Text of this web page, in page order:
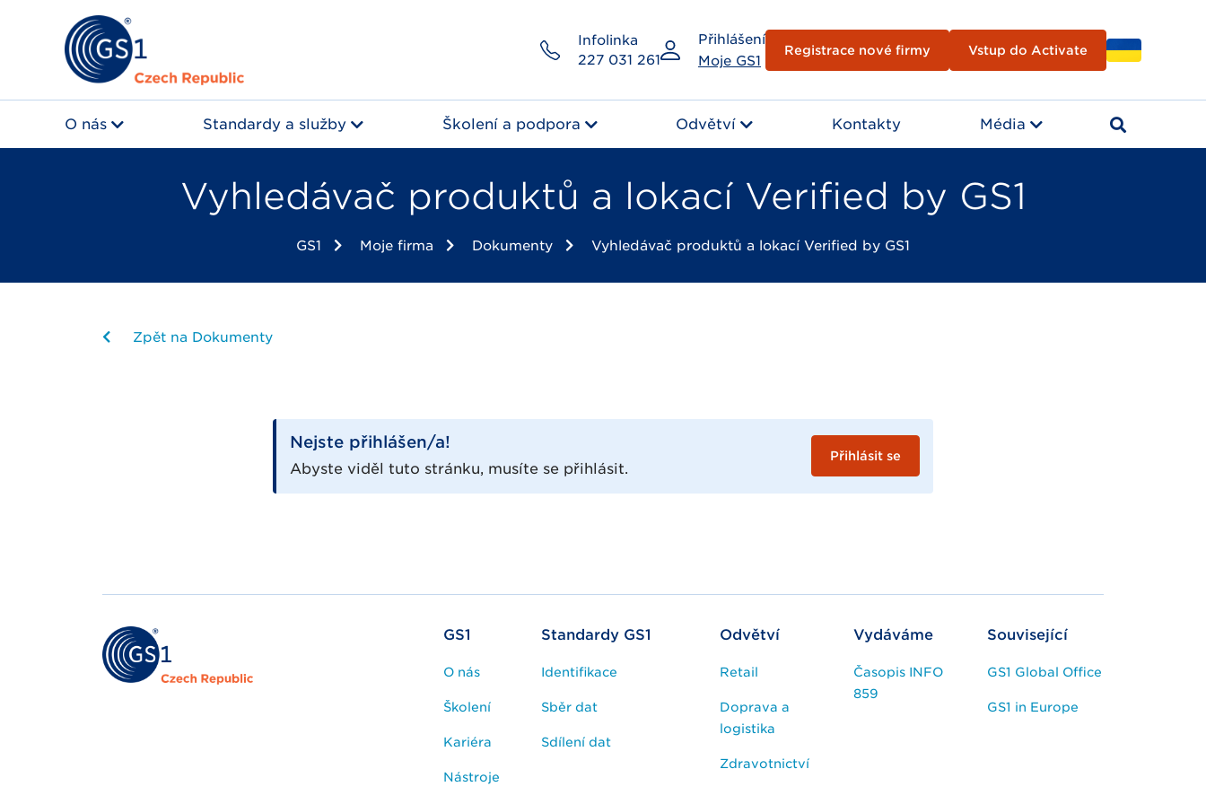
Infolinka
227 031 261
Přihlášení
Moje GS1
Registrace nové firmy Vstup do Activate
O nás Standardy a služby Školení a podpora Odvětví Kontakty Média
Vyhledávač produktů a lokací Verified by GS1
GS1 Moje firma Dokumenty Vyhledávač produktů a lokací Verified by GS1
Zpět na Dokumenty
Nejste přihlášen/a!
Abyste viděl tuto stránku, musíte se přihlásit.
Přihlásit se
GS1
O nás
Školení
Kariéra
Nástroje
Standardy GS1
Identifikace
Sběr dat
Sdílení dat
Odvětví
Retail
Doprava a
logistika
Zdravotnictví
Vydáváme
Časopis INFO
859
Související
GS1 Global Office
GS1 in Europe